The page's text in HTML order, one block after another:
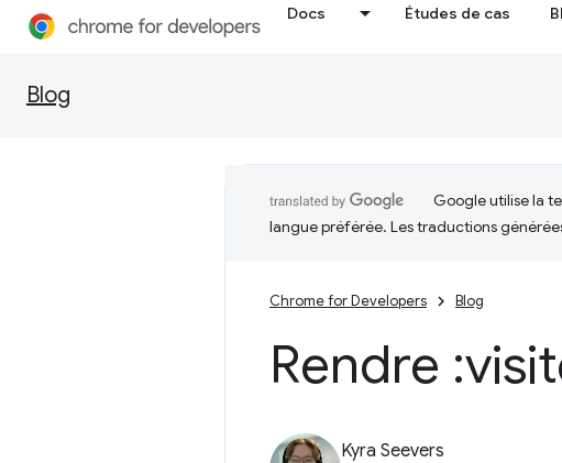
Docs Études de cas
Blog
Google utilise la
langue préférée. Les traductions
Chrome for Developers Blog
Rendre
Kyra Seevers